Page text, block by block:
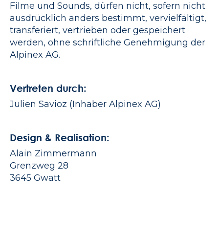
Filme und Sounds, dürfen nicht, sofern nicht
ausdrücklich anders bestimmt, vervielfältigt,
transferiert, vertrieben oder gespeichert
werden, ohne schriftliche Genehmigung der
Alpinex AG.
Vertreten durch:
Julien Savioz (Inhaber Alpinex AG)
Design & Realisation:
Alain Zimmermann
Grenzweg 28
3645 Gwatt